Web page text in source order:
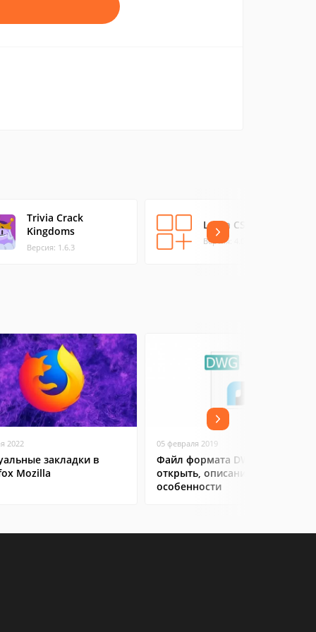
Trivia Crack
Kingdoms
Версия: 1.6.3
Learn CSS
Версия: 4.0.8
2022
закладки в
Mozilla
05 февраля 2019
Файл формата DWG: чем
открыть, описание,
особенности